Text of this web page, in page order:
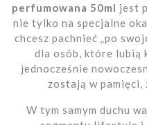
perfumowana 50ml jest
nie tylko na specjalne
chcesz pachnieć „po
dla osób, które lubią
jednocześnie
zostają w pamięci,
W tym samym duchu